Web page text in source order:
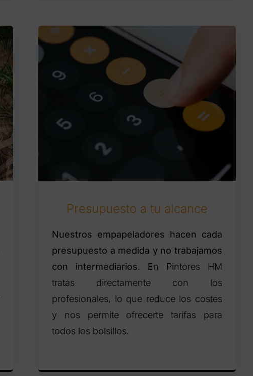
Presupuesto a tu alcance
Nuestros empapeladores hacen cada
presupuesto a medida y no trabajamos
con intermediarios. En Pintores HM
tratas directamente con los
profesionales, lo que reduce los costes
y nos permite ofrecerte tarifas para
todos los bolsillos.